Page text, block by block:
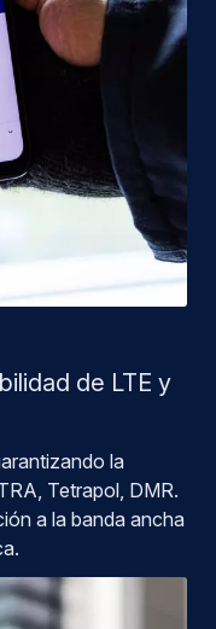
de LTE y
la
Tetrapol, DMR.
a la banda ancha